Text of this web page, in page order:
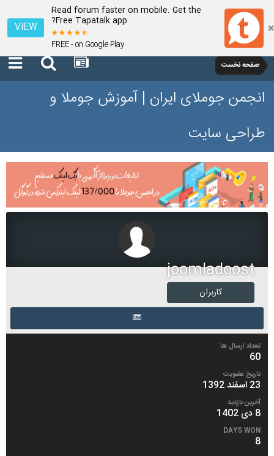
Read forum faster on mobile. Get the
Free Tapatalk app?
FREE - on Google Play
VIEW
صفحه نخست
انجمن جوملای ایران | آموزش جوملا و
طراحی سایت
joomladoost
کاربران
تعداد ارسال ها
60
تاریخ عضویت
23 اسفند 1392
آخرین بازدید
8 دی 1402
DAYS WON
8